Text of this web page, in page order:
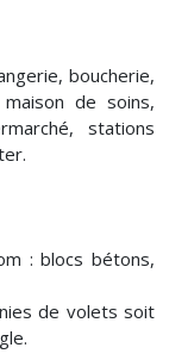
boucherie,
de soins,
stations
: blocs bétons,
de volets soit